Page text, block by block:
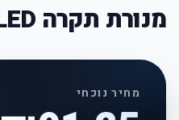
מנורת תקרה LED מעוצבת
מחיר נוכחי